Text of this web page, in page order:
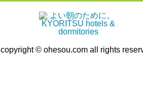
copyright © ohesou.com all rights